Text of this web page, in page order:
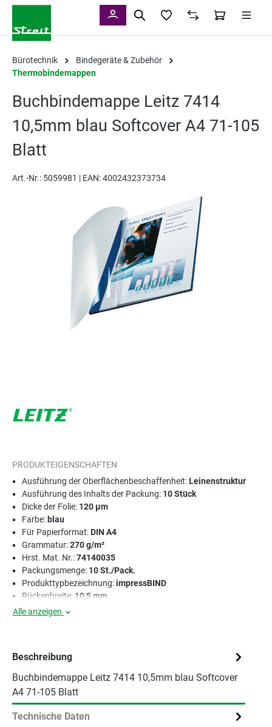
Bürotechnik
Bindegeräte & Zubehör
Thermobindemappen
Buchbindemappe Leitz 7414
10,5mm blau Softcover A4 71-105
Blatt
Art.-Nr.: 5059981 | EAN: 4002432373734
PRODUKTEIGENSCHAFTEN
Ausführung der Oberflächenbeschaffenheit:Leinenstruktur
Ausführung des Inhalts der Packung: 10 Stück
Dicke der Folie: 120 µm
Farbe: blau
Für Papierformat:DIN A4
Grammatur:270 g/m²
Hrst. Mat. Nr.:74140035
Packungsmenge: 10 St./Pack.
Produkttypbezeichnung:impressBIND
Rückenbreite: 10,5 mm
Alle anzeigen
Beschreibung
Buchbindemappe Leitz 7414 10,5mm blau Softcover
A4 71-105 Blatt
Technische Daten